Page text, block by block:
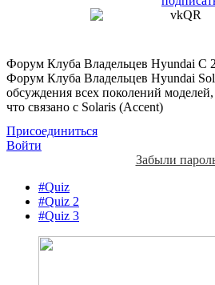
Форум Клуба Владельцев Hyundai С
Форум Клуба Владельцев Hyundai
обсуждения всех поколений
что связано с Solaris (Accent)
Присоединиться
Войти
Забыли
#Quiz
#Quiz 2
#Quiz 3